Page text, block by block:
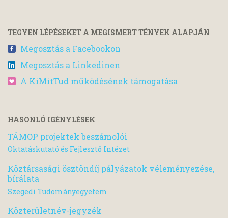
TEGYEN LÉPÉSEKET A MEGISMERT TÉNYEK ALAPJÁN
Megosztás a Facebookon
Megosztás a Linkedinen
A KiMitTud működésének támogatása
HASONLÓ IGÉNYLÉSEK
TÁMOP projektek beszámolói
Oktatáskutató és Fejlesztő Intézet
Köztársasági ösztöndíj pályázatok véleményezése,
bírálata
Szegedi Tudományegyetem
Közterületnév-jegyzék